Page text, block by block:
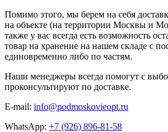
Помимо этого, мы берем на себя
на объекте (на территории Москвы и
также у вас всегда есть возможность
товар на хранение на нашем складе с
единовременно либо по частям.
Наши менеджеры всегда помогут с
проконсультируют по доставке.
E-mail: info@podmoskovieopt.ru
WhatsApp: +7 (926) 896-81-58